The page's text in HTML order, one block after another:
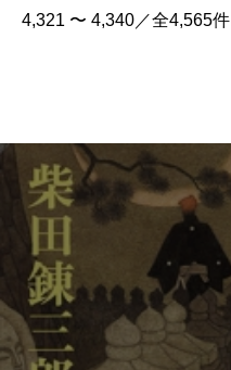
4,321 〜 4,340／全4,565件